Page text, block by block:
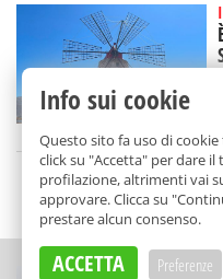
Info sui cookie
Questo sito fa uso di
click su "Accetta" per dare
profilazione, altrimenti vai
approvare. Clicca su
prestare alcun consenso.
ACCETTA Preferenze